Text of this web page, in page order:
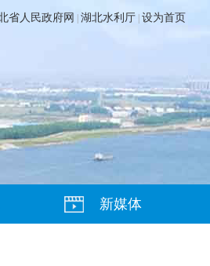
省人民政府网 湖北水利厅| 设为首页
新媒体